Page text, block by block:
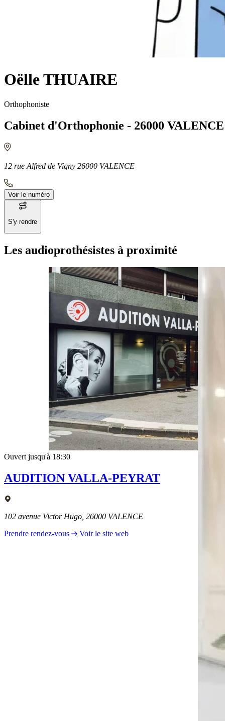
Oëlle THUAIRE
Orthophoniste
Cabinet d'Orthophonie - 26000 VALENCE
12 rue Alfred de Vigny 26000 VALENCE
Voir le numéro
S'y rendre
Les audioprothésistes à proximité
Ouvert jusqu'à 18:30
AUDITION VALLA-PEYRAT
102 avenue Victor Hugo, 26000 VALENCE
Prendre rendez-vous
Voir le site web